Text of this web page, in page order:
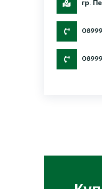
гр.